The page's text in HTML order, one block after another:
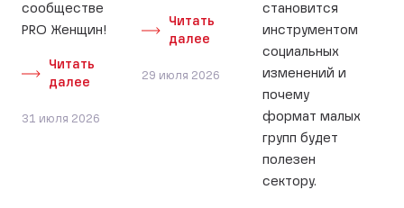
сообществе
PRO Женщин!
Читать
далее
31 июля 2026
Читать
далее
29 июля 2026
становится
инструментом
социальных
изменений и
почему
формат малых
групп будет
полезен
сектору.